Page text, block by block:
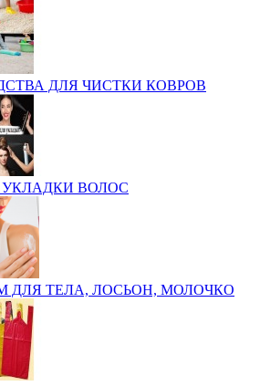
ДЛЯ ЧИСТКИ КОВРОВ
УКЛАДКИ ВОЛОС
ДЛЯ ТЕЛА, ЛОСЬОН, МОЛОЧКО